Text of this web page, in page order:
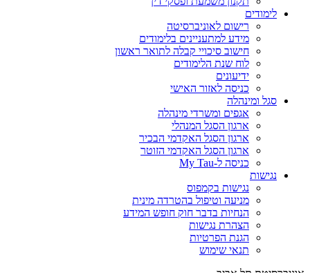
לימודים
רישום לאוניברסיטה
מידע למתעניינים בלימודים
חישוב סיכויי קבלה לתואר ראשון
לוח שנת הלימודים
ידיעונים
כניסה לאזור האישי
סגל ומינהלה
אגפים ומשרדי מינהלה
ארגון הסגל המנהלי
ארגון הסגל האקדמי הבכיר
ארגון הסגל האקדמי הזוטר
כניסה ל-My Tau
נגישות
נגישות בקמפוס
מניעה וטיפול בהטרדה מינית
הנחיות בדבר חוק חופש המידע
הצהרת נגישות
הגנת הפרטיות
תנאי שימוש